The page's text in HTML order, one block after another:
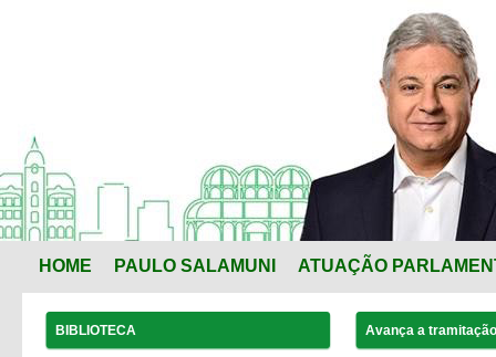
HOME PAULO SALAMUNI ATUAÇÃO
BIBLIOTECA Avança a